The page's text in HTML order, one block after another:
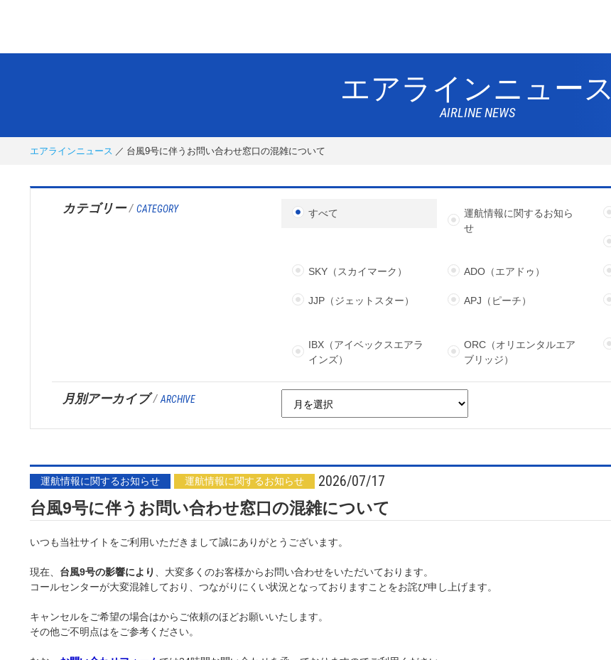
エアラインニュース
AIRLINE NEWS
エアラインニュース 台風9号に伴うお問い合わせ窓口の混雑について
カテゴリー/ CATEGORY すべて
運航情報に関するお知ら
せ
SKY（スカイマーク） ADO（エアドゥ）
JJP（ジェットスター） APJ（ピーチ）
IBX（アイベックスエアラ
インズ）
ORC（オリエンタルエア
ブリッジ）
月別アーカイブ/ ARCHIVE
運航情報に関するお知らせ 運航情報に関するお知らせ 2026/07/17
台風9号に伴うお問い合わせ窓口の混雑について
いつも当社サイトをご利用いただきまして誠にありがとうございます。
現在、 台風9号の影響により
、大変多くのお客様からお問い合わせをいただいております。
コールセンターが大変混雑しており、つながりにくい状況となっておりますことをお詫び申し上げます。
キャンセルをご希望の場合はからご依頼のほどお願いいたします。
その他ご不明点はをご参考ください。